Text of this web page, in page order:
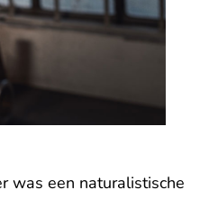
was een naturalistische